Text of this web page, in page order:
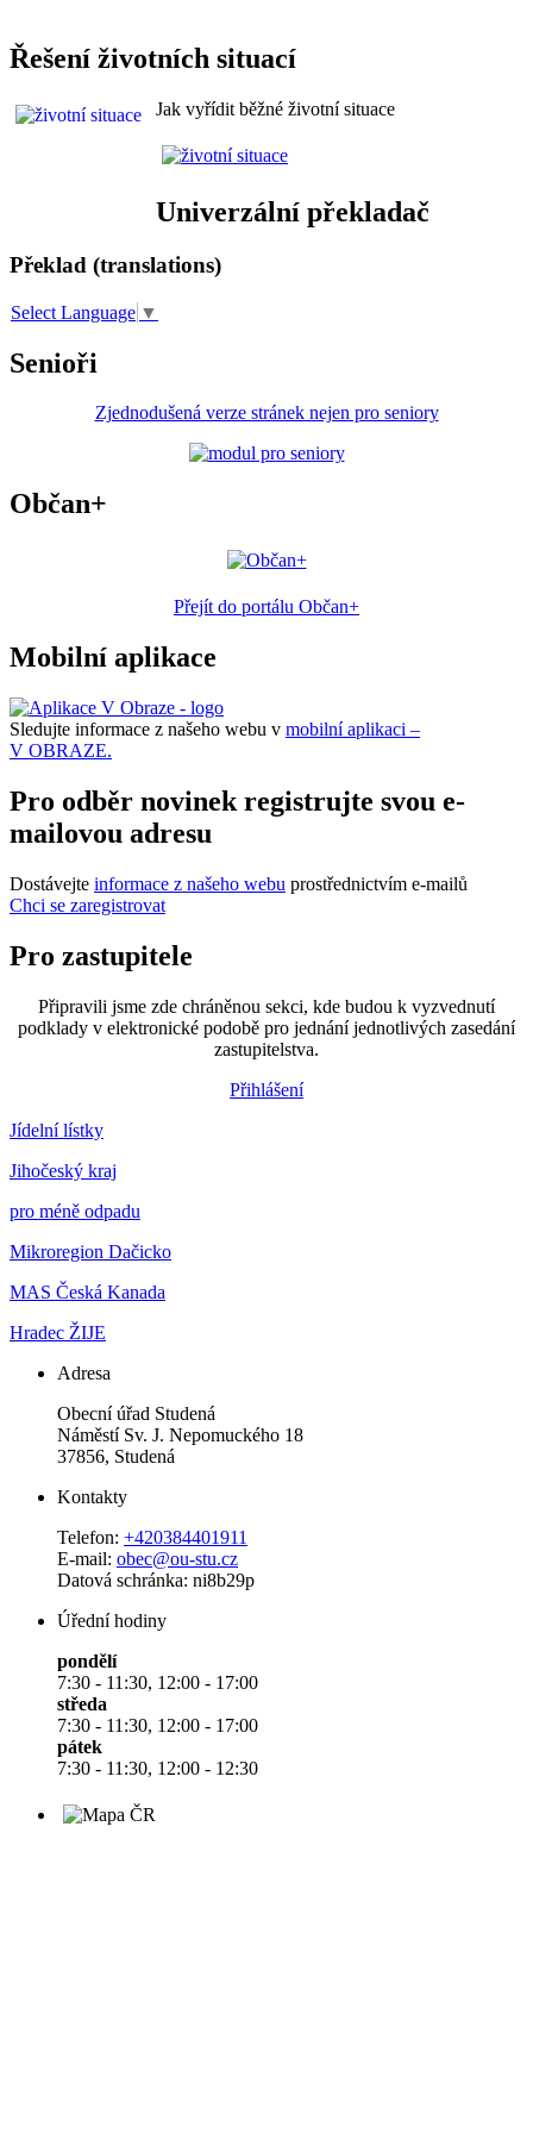
Řešení životních situací
Jak vyřídit běžné životní situace
Univerzální překladač
Překlad (translations)
Select Language ▼
Senioři
Zjednodušená verze stránek nejen pro seniory
Občan+
Přejít do portálu Občan+
Mobilní aplikace
Sledujte informace z našeho webu v mobilní aplikaci –
V OBRAZE.
Pro odběr novinek registrujte svou e-
mailovou adresu
Dostávejte informace z našeho webu prostřednictvím e-mailů
Chci se zaregistrovat
Pro zastupitele
Připravili jsme zde chráněnou sekci, kde budou k vyzvednutí
podklady v elektronické podobě pro jednání jednotlivých zasedání
zastupitelstva.
Přihlášení
Jídelní lístky
Jihočeský kraj
pro méně odpadu
Mikroregion Dačicko
MAS Česká Kanada
Hradec ŽIJE
Adresa
Obecní úřad Studená
Náměstí Sv. J. Nepomuckého 18
37856, Studená
Kontakty
Telefon: +420384401911
E-mail: obec@ou-stu.cz
Datová schránka: ni8b29p
Úřední hodiny
pondělí
7:30 - 11:30, 12:00 - 17:00
středa
7:30 - 11:30, 12:00 - 17:00
pátek
7:30 - 11:30, 12:00 - 12:30